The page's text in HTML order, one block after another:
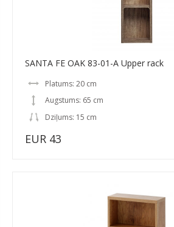
SANTA FE OAK 83-01-A Upper rack
Platums: 20 cm
Augstums: 65 cm
Dziļums: 15 cm
EUR 43